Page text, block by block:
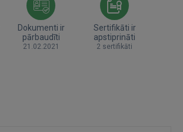
Dokumenti ir
pārbaudīti
21.02.2021
Sertifikāti ir
apstiprināti
2 sertifikāti